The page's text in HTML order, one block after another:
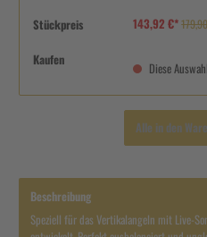
Stückpreis 143,92 €*
Kaufen
Diese
Alle in den
Beschreibung
Speziell für das Vertikalangeln mit Live-